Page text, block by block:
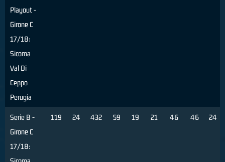
Playout -
Girone C
17/18:
Sicoma
Val Di
Ceppo
Perugia
Serie B -
Girone C
17/18:
119 24 432 59 19 21 46 46 24